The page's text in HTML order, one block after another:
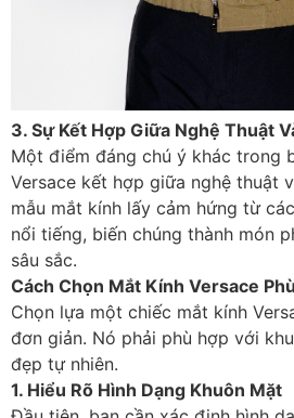
3. Sự Kết Hợp Giữa Nghệ Thuật
Một điểm đáng chú ý khác trong
Versace kết hợp giữa nghệ thuật
mẫu mắt kính lấy cảm hứng từ
nổi tiếng, biến chúng thành món
sâu sắc.
Cách Chọn Mắt Kính Versace
Chọn lựa một chiếc mắt kính
đơn giản. Nó phải phù hợp với
đẹp tự nhiên.
1. Hiểu Rõ Hình Dạng Khuôn Mặt